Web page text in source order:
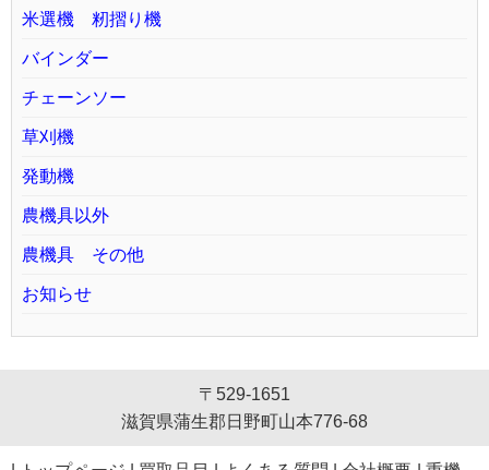
米選機 籾摺り機
バインダー
チェーンソー
草刈機
発動機
農機具以外
農機具 その他
お知らせ
〒529-1651
滋賀県蒲生郡日野町山本776-68